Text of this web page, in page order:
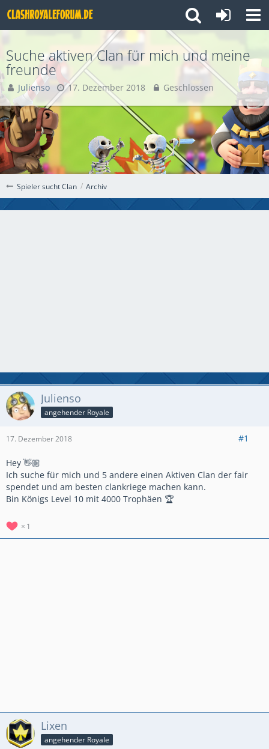
Spieler sucht Clan Archiv
Suche aktiven Clan für mich und meine
freunde
Julienso 17. Dezember 2018 Geschlossen
Julienso
angehender Royale
17. Dezember 2018 #1
Hey 👋🏼
Ich suche für mich und 5 andere einen Aktiven Clan der fair
spendet und am besten clankriege machen kann.
Bin Königs Level 10 mit 4000 Trophäen 🏆
1
Lixen
angehender Royale